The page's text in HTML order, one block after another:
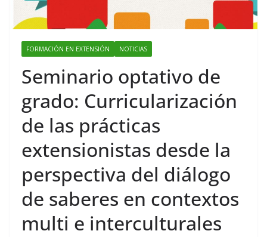
FORMACIÓN EN EXTENSIÓN NOTICIAS
Seminario optativo de
grado: Curricularización
de las prácticas
extensionistas desde la
perspectiva del diálogo
de saberes en contextos
multi e interculturales